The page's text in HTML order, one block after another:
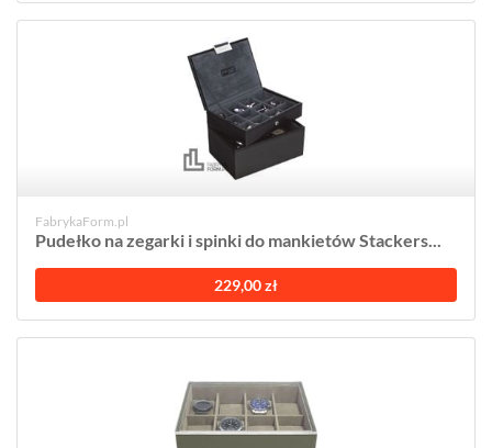
FabrykaForm.pl
Pudełko na zegarki i spinki do mankietów Stackers...
229,00 zł